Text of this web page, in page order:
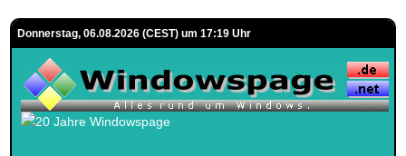
Donnerstag, 06.08.2026 (CEST) um 17:19 Uhr